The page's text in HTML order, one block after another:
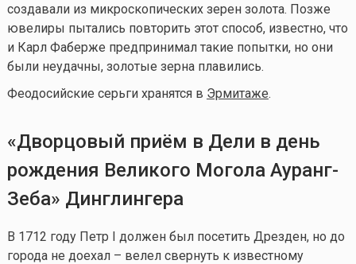
создавали из микроскопических зерен золота. Позже
ювелиры пытались повторить этот способ, известно, что
и Карл Фаберже предпринимал такие попытки, но они
были неудачны, золотые зерна плавились.
Феодосийские серьги хранятся в Эрмитаже.
«Дворцовый приём в Дели в день
рождения Великого Могола Ауранг-
Зеба» Динглингера
В 1712 году Петр I должен был посетить Дрезден, но до
города не доехал – велел свернуть к известному